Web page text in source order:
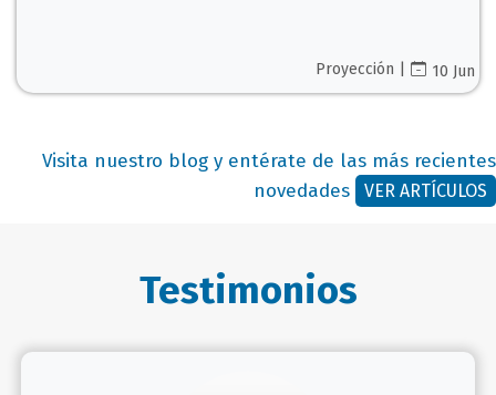
Proyección | 10 Jun
Visita nuestro blog y entérate de las más recientes
novedades
VER ARTÍCULOS
Testimonios